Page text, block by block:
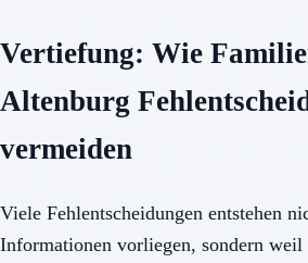
Vertiefung: Wie
Altenburg
vermeiden
Viele Fehlentscheidungen entstehen
Informationen vorliegen, sondern weil